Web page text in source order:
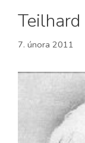
7. února 2011